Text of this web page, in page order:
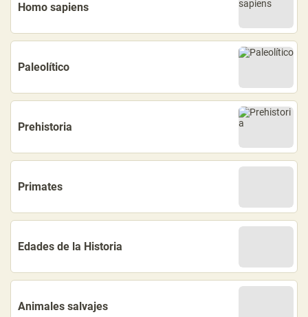
Homo sapiens
Paleolítico
Prehistoria
Primates
Edades de la Historia
Animales salvajes